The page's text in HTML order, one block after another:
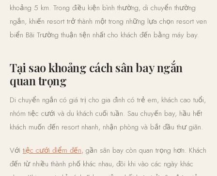
khoảng 5 km. Trong điều kiện bình thường, di chuyển thường
ngắn, khiến resort trở thành một trong những lựa chọn resort ven
biển Bãi Trường thuận tiện nhất cho khách đến bằng máy bay.
Tại sao khoảng cách sân bay ngắn
quan trọng
Di chuyển ngắn có giá trị cho gia đình có trẻ em, khách cao tuổi,
nhóm tiệc cưới và du khách cuối tuần. Sau chuyến bay, hầu hết
khách muốn đến resort nhanh, nhận phòng và bắt đầu thư giãn.
Với tiệc cưới điểm đến, gần sân bay còn quan trọng hơn. Khách
đến từ nhiều thành phố khác nhau, đôi khi vào các ngày khác